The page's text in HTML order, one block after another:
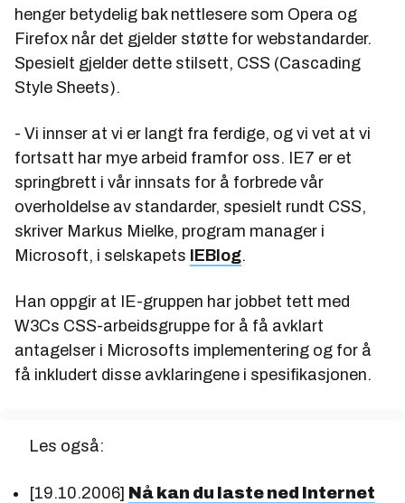
henger betydelig bak nettlesere som Opera og
Firefox når det gjelder støtte for webstandarder.
Spesielt gjelder dette stilsett, CSS (Cascading
Style Sheets).
- Vi innser at vi er langt fra ferdige, og vi vet at vi
fortsatt har mye arbeid framfor oss. IE7 er et
springbrett i vår innsats for å forbrede vår
overholdelse av standarder, spesielt rundt CSS,
skriver Markus Mielke, program manager i
Microsoft, i selskapets
IEBlog.
Han oppgir at IE-gruppen har jobbet tett med
W3Cs CSS-arbeidsgruppe for å få avklart
antagelser i Microsofts implementering og for å
få inkludert disse avklaringene i spesifikasjonen.
Les også:
[19.10.2006] Nå kan du laste ned Internet